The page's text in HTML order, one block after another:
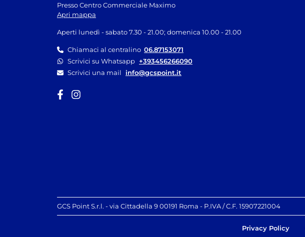
Presso Centro Commerciale Maximo
Apri mappa
Aperti lunedì - sabato 7.30 - 21.00; domenica 10.00 - 21.00
Chiamaci al centralino 06.87153071
Scrivici su Whatsapp +393456266090
Scrivici una mail
info@gcspoint.it
GCS Point S.r.l. - via Cittadella 9 00191 Roma - P.IVA / C.F. 15907221004
Privacy Policy